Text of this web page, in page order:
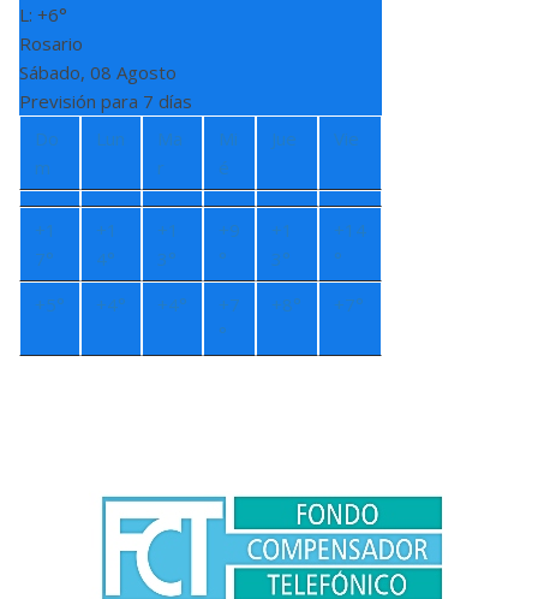
L: +6°
Rosario
Sábado, 08 Agosto
Previsión para 7 días
Do
m
Lun
Ma
r
Mi
é
Jue Vie
+1
7°
+1
4°
+1
3°
+9
°
+1
3°
+14
°
+5° +4° +4° +7
°
+8° +7°